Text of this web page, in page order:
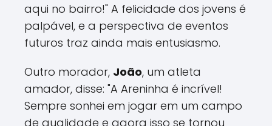
aqui no bairro!" A felicidade dos jovens é
palpável, e a perspectiva de eventos
futuros traz ainda mais entusiasmo.
Outro morador, João, um atleta
amador, disse: "A Areninha é incrível!
Sempre sonhei em jogar em um campo
de qualidade e agora isso se tornou